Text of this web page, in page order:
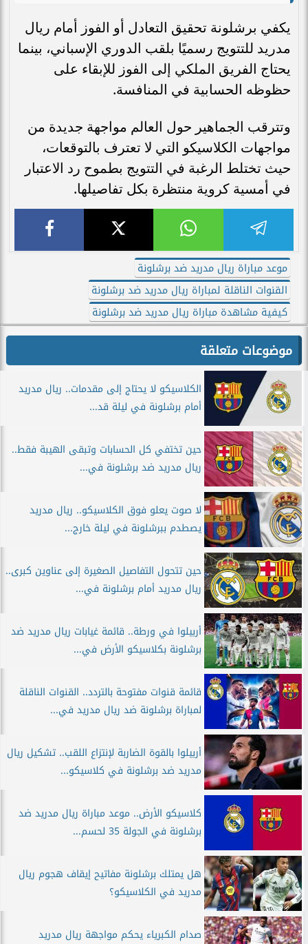
يكفي برشلونة تحقيق التعادل أو الفوز أمام ريال
مدريد للتتويج رسميًا بلقب الدوري الإسباني، بينما
يحتاج الفريق الملكي إلى الفوز للإبقاء على
حظوظه الحسابية في المنافسة.
وتترقب الجماهير حول العالم مواجهة جديدة من
مواجهات الكلاسيكو التي لا تعترف بالتوقعات،
حيث تختلط الرغبة في التتويج بطموح رد الاعتبار
في أمسية كروية منتظرة بكل تفاصيلها.
موعد مباراة ريال مدريد ضد برشلونة
القنوات الناقلة لمباراة ريال مدريد ضد برشلونة
كيفية مشاهدة مباراة ريال مدريد ضد برشلونة
موضوعات متعلقة
الكلاسيكو لا يحتاج إلى مقدمات.. ريال مدريد
أمام برشلونة في ليلة قد...
حين تختفي كل الحسابات وتبقى الهيبة فقط..
ريال مدريد ضد برشلونة في...
لا صوت يعلو فوق الكلاسيكو.. ريال مدريد
يصطدم ببرشلونة في ليلة خارج...
حين تتحول التفاصيل الصغيرة إلى عناوين كبرى..
ريال مدريد أمام برشلونة في...
أربيلوا في ورطة.. قائمة غيابات ريال مدريد ضد
برشلونة بكلاسيكو الأرض في...
قائمة قنوات مفتوحة بالتردد.. القنوات الناقلة
لمباراة برشلونة ضد ريال مدريد في...
أربيلوا بالقوة الضاربة لإنتزاع اللقب.. تشكيل ريال
مدريد ضد برشلونة في كلاسيكو...
كلاسيكو الأرض.. موعد مباراة ريال مدريد ضد
برشلونة في الجولة 35 لحسم...
هل يمتلك برشلونة مفاتيح إيقاف هجوم ريال
مدريد في الكلاسيكو؟
صدام الكبرياء يحكم مواجهة ريال مدريد